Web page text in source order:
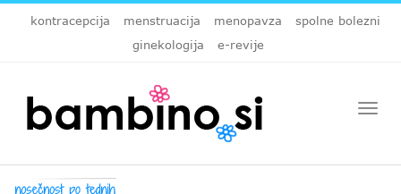
kontracepcija menstruacija menopavza
spolne bolezni
ginekologija
e-revije